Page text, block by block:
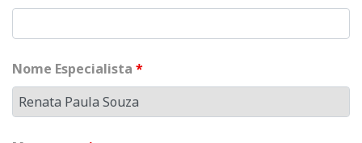
Nome Especialista *